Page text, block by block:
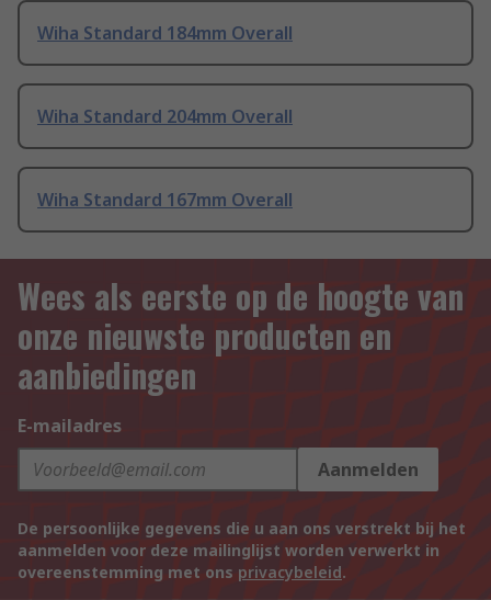
Wiha Standard 184mm Overall
Wiha Standard 204mm Overall
Wiha Standard 167mm Overall
Wees als eerste op de hoogte van
onze nieuwste producten en
aanbiedingen
E-mailadres
Aanmelden
De persoonlijke gegevens die u aan ons verstrekt bij het
aanmelden voor deze mailinglijst worden verwerkt in
overeenstemming met ons privacybeleid.